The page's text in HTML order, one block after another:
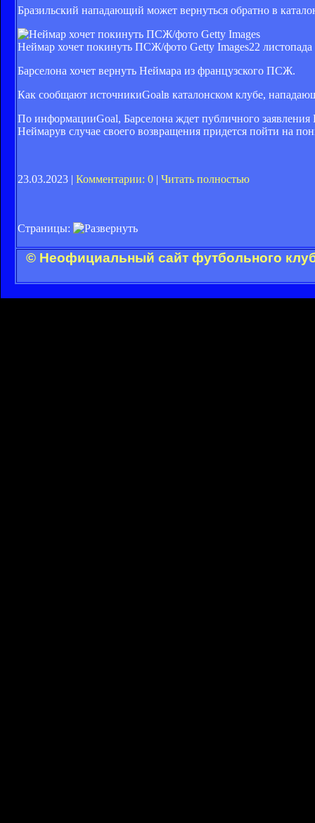
Бразильский нападающий может вернуться обратно в
Неймар хочет покинуть ПСЖ/фото Getty Images22
Барселона хочет вернуть Неймара из французского ПСЖ.
Как сообщают источникиGoalв каталонском клубе,
По информацииGoal, Барселона ждет публичного
Неймарув случае своего возвращения придется пойти на
23.03.2023 | Комментарии: 0 | Читать полностью
Страницы:
© Неофициальный сайт футбольного